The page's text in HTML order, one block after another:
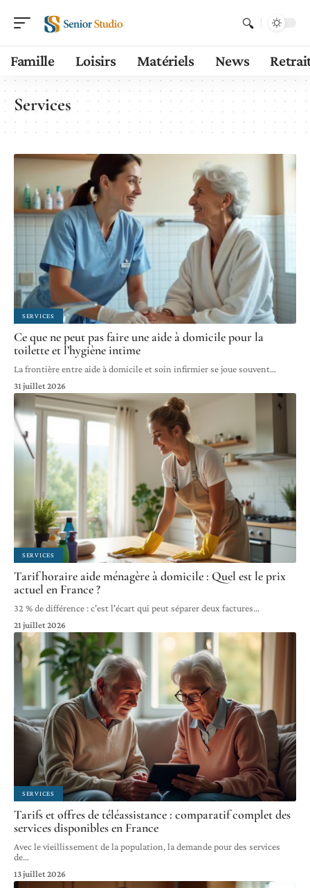
Famille Loisirs Matériels News
Services
SERVICES
Ce que ne peut pas faire une aide à domicile pour la
toilette et l’hygiène intime
La frontière entre aide à domicile et soin infirmier se joue souvent…
31 juillet 2026
SERVICES
Tarif horaire aide ménagère à domicile : Quel est le prix
actuel en France ?
32 % de différence : c'est l'écart qui peut séparer deux factures…
21 juillet 2026
SERVICES
Tarifs et offres de téléassistance : comparatif complet des
services disponibles en France
Avec le vieillissement de la population, la demande pour des services
de…
13 juillet 2026